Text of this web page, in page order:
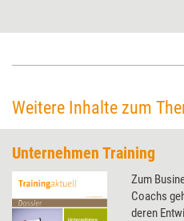
Weitere Inhalte zum
Unternehmen Training
Zum
Coachs
deren